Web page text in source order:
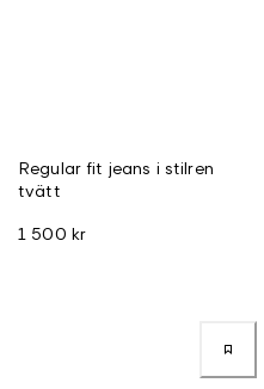
Regular fit jeans i stilren
tvätt
1 500 kr